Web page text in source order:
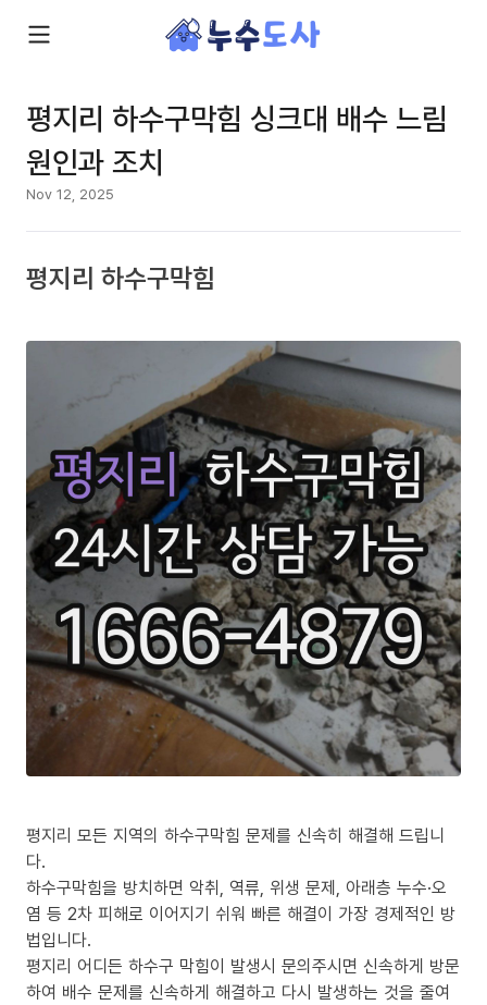
평지리 하수구막힘 싱크대 배수 느림
원인과 조치
Nov 12, 2025
평지리 하수구막힘
평지리 모든 지역의 하수구막힘 문제를 신속히 해결해 드립니
다.
하수구막힘을 방치하면 악취, 역류, 위생 문제, 아래층 누수·오
염 등 2차 피해로 이어지기 쉬워 빠른 해결이 가장 경제적인 방
법입니다.
평지리 어디든 하수구 막힘이 발생시 문의주시면 신속하게 방문
하여 배수 문제를 신속하게 해결하고 다시 발생하는 것을 줄여